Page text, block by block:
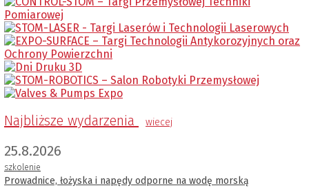
Najbliższe wydarzenia wiecej
25.8.2026
szkolenie
Prowadnice, łożyska i napędy odporne na wodę morską